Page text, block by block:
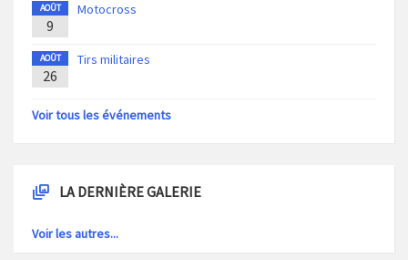
AOÛT
9
Motocross
AOÛT
26
Tirs militaires
Voir tous les événements
LA DERNIÈRE GALERIE
Voir les autres...